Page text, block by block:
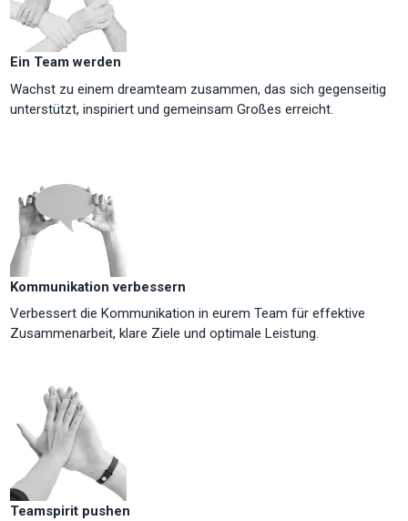
Ein Team werden
Wachst zu einem dreamteam zusammen, das sich gegenseitig
unterstützt, inspiriert und gemeinsam Großes erreicht.
Kommunikation verbessern
Verbessert die Kommunikation in eurem Team für effektive
Zusammenarbeit, klare Ziele und optimale Leistung.
Teamspirit pushen